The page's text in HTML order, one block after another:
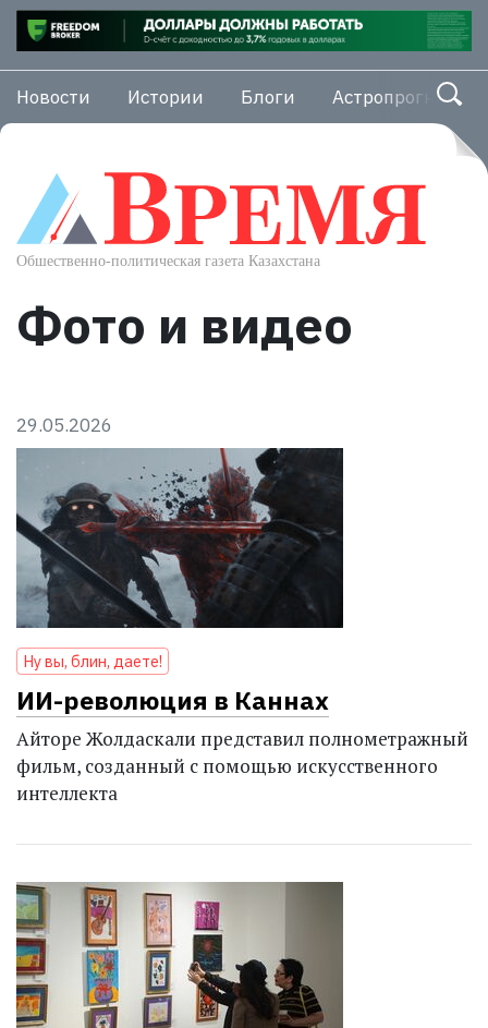
Новости Истории Блоги Астропрогноз
Фото и видео
29.05.2026
Ну вы, блин, даете!
ИИ-революция в Каннах
Айторе Жолдаскали представил полнометражный
фильм, созданный с помощью искусственного
интеллекта